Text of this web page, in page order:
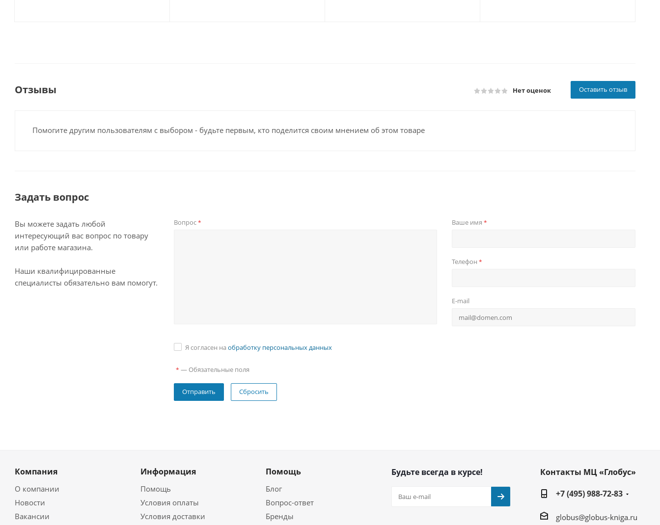
Отзывы Нет оценок Оставить отзыв
Помогите другим пользователям с выбором - будьте первым, кто поделится своим мнением об этом товаре
Задать вопрос
Вы можете задать любой
интересующий вас вопрос по товару
или работе магазина.
Наши квалифицированные
специалисты обязательно вам помогут.
Вопрос* Ваше имя *
Телефон *
E-mail
Я согласен на обработку персональных данных
* — Обязательные поля
Сбросить
Компания
О компании
Новости
Вакансии
Информация
Помощь
Условия оплаты
Условия доставки
Помощь
Блог
Вопрос-ответ
Бренды
Будьте всегда в курсе!
Контакты МЦ «Глобус»
+7 (495) 988-72-83
globus@globus-kniga.ru